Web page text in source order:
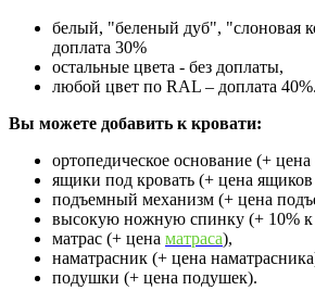
белый, "беленый дуб", "слоновая
доплата 30%
остальные цвета - без доплаты,
любой цвет по RAL – доплата 40%.
Вы можете добавить к кровати:
ортопедическое основание (+
ящики под кровать (+ цена
подъемный механизм (+ цена
высокую ножную спинку (+ 10% к
матрас (+ цена матраса),
наматрасник (+ цена
подушки (+ цена подушек).